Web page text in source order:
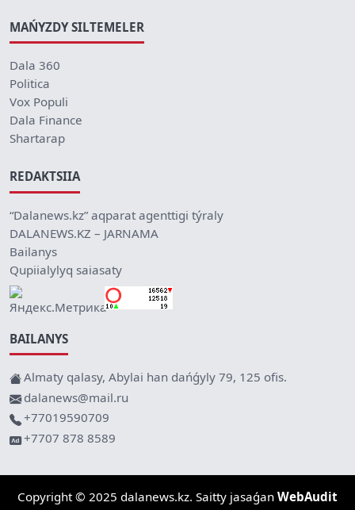
MAŃYZDY SILTEMELER
Dala 360
Politica
Vox Populi
Dala Finance
Shartarap
REDAKTSIIA
“Dalanews.kz” aqparat agenttigi týraly
DALANEWS.KZ – JARNAMA
Bailanys
Qupiialylyq saiasaty
BAILANYS
Almaty qalasy, Abylai han dańǵyly 79, 125 ofis.
dalanews@mail.ru
+77019590709
+7707 878 8589
Copyright © 2025 dalanews.kz. Saitty jasaǵan WebAudit